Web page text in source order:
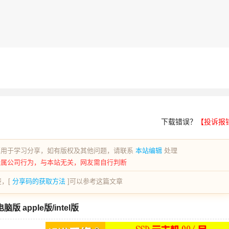
下载错误？ 【投诉报
于学习分享，如有版权及其他问题，请联系 本站编辑 处理
公司行为，与本站无关，网友需自行判断
，[ 分享码的获取方法 ]可以参考这篇文章
脑版 apple版/intel版